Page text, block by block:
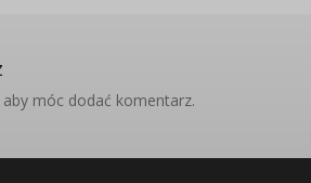
aby móc dodać komentarz.